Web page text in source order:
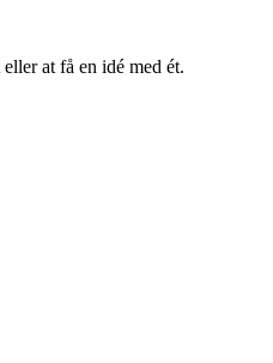
at få en idé med ét.